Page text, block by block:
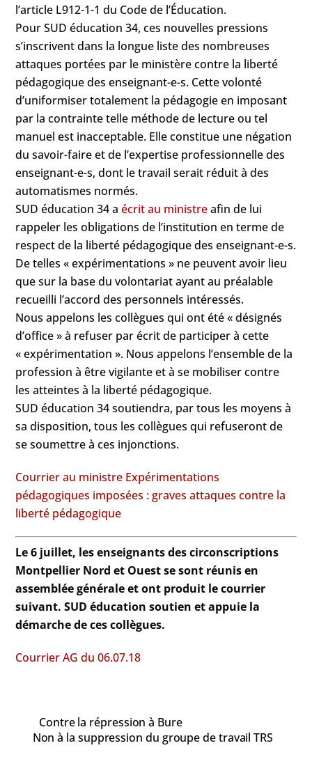
l’article L912-1-1 du Code de l’Éducation.
Pour SUD éducation 34, ces nouvelles pressions
s’inscrivent dans la longue liste des nombreuses
attaques portées par le ministère contre la liberté
pédagogique des enseignant-e-s. Cette volonté
d’uniformiser totalement la pédagogie en imposant
par la contrainte telle méthode de lecture ou tel
manuel est inacceptable. Elle constitue une négation
du savoir-faire et de l’expertise professionnelle des
enseignant-e-s, dont le travail serait réduit à des
automatismes normés.
SUD éducation 34 aécrit au ministreafin de lui
rappeler les obligations de l’institution en terme de
respect de la liberté pédagogique des enseignant-e-s.
De telles « expérimentations » ne peuvent avoir lieu
que sur la base du volontariat ayant au préalable
recueilli l’accord des personnels intéressés.
Nous appelons les collègues qui ont été « désignés
d’office » à refuser par écrit de participer à cette
« expérimentation ». Nous appelons l’ensemble de la
profession à être vigilante et à se mobiliser contre
les atteintes à la liberté pédagogique.
SUD éducation 34 soutiendra, par tous les moyens à
sa disposition, tous les collègues qui refuseront de
se soumettre à ces injonctions.
Courrier au ministre Expérimentations
pédagogiques imposées : graves attaques contre la
liberté pédagogique
Le 6 juillet, les enseignants des circonscriptions
Montpellier Nord et Ouest se sont réunis en
assemblée générale et ont produit le courrier
suivant. SUD éducation soutien et appuie la
démarche de ces collègues.
Courrier AG du 06.07.18
Contre la répression à Bure
Non à la suppression du groupe de travail TRS